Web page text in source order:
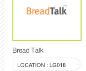
Bread Talk
LOCATION : LG018